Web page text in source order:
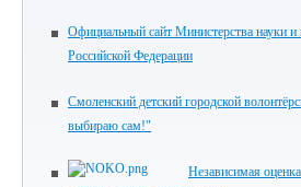
Официальный сайт Министерства науки
Российской Федерации
Смоленский детский городской
выбираю сам!"
Независимая